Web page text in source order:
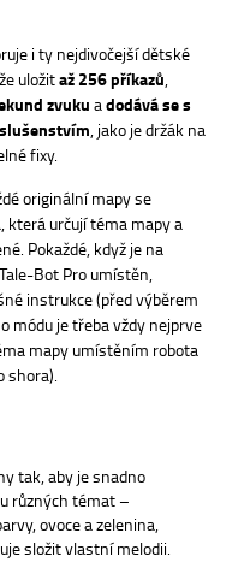
i ty nejdivočejší dětské
uložitaž 256 příkazů,
zvukuadodává se s
, jako je držák na
fixy.
originální mapy se
která určují téma mapy a
Pokaždé, když je na
Bot Pro umístěn,
instrukce (před výběrem
módu je třeba vždy nejprve
mapy umístěním robota
shora).
tak, aby je snadno
různých témat –
ovoce a zelenina,
složit vlastní melodii.